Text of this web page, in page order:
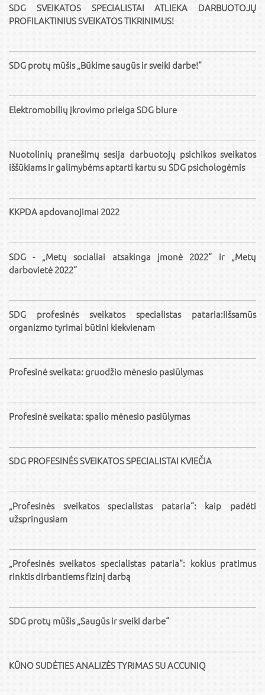
SDG SVEIKATOS SPECIALISTAI ATLIEKA DARBUOTOJŲ
PROFILAKTINIUS SVEIKATOS TIKRINIMUS!
SDG protų mūšis „Būkime saugūs ir sveiki darbe!“
Elektromobilių įkrovimo prieiga SDG biure
Nuotolinių pranešimų sesija darbuotojų psichikos sveikatos
iššūkiams ir galimybėms aptarti kartu su SDG psichologėmis
KKPDA apdovanojimai 2022
SDG - „Metų socialiai atsakinga įmonė 2022“ ir „Metų
darbovietė 2022“
SDG profesinės sveikatos specialistas pataria:iIšsamūs
organizmo tyrimai būtini kiekvienam
Profesinė sveikata: gruodžio mėnesio pasiūlymas
Profesinė sveikata: spalio mėnesio pasiūlymas
SDG PROFESINĖS SVEIKATOS SPECIALISTAI KVIEČIA
„Profesinės sveikatos specialistas pataria“: kaip padėti
užspringusiam
„Profesinės sveikatos specialistas pataria“: kokius pratimus
rinktis dirbantiems fizinį darbą
SDG protų mūšis „Saugūs ir sveiki darbe“
KŪNO SUDĖTIES ANALIZĖS TYRIMAS SU ACCUNIQ